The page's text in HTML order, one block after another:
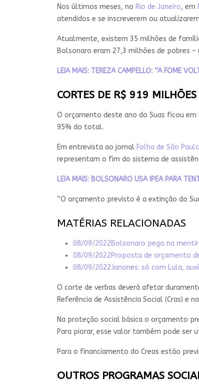
Nos últimos meses, no Rio de Janeiro, em
atendidos e se inscreverem ou
Atualmente, existem 35 milhões de
Bolsonaro eram 27,3 milhões de pobres
LEIA MAIS: TEREZA CAMPELLO: “A FOME
CORTES DE R$ 919 MILHÕES
O orçamento deste ano do Suas ficou em
95% do total.
Em entrevista ao jornal Folha de São Paulo
representam o fim do sistema de
LEIA MAIS: BOLSONARO USA IPEA PARA
“O orçamento previsto é a extinção do
MATÉRIAS RELACIONADAS
08/09/2022Bolsonaro pego na
08/09/2022Proposta de orçamento
08/09/2022Janones: só com Lula,
O corte de verbas deverá afetar
Referência de Assistência Social (Cras) e
Na proteção social básica o orçamento
Para piorar, esse valor também pode
Para o financiamento do Creas estão
OUTROS PROGRAMAS